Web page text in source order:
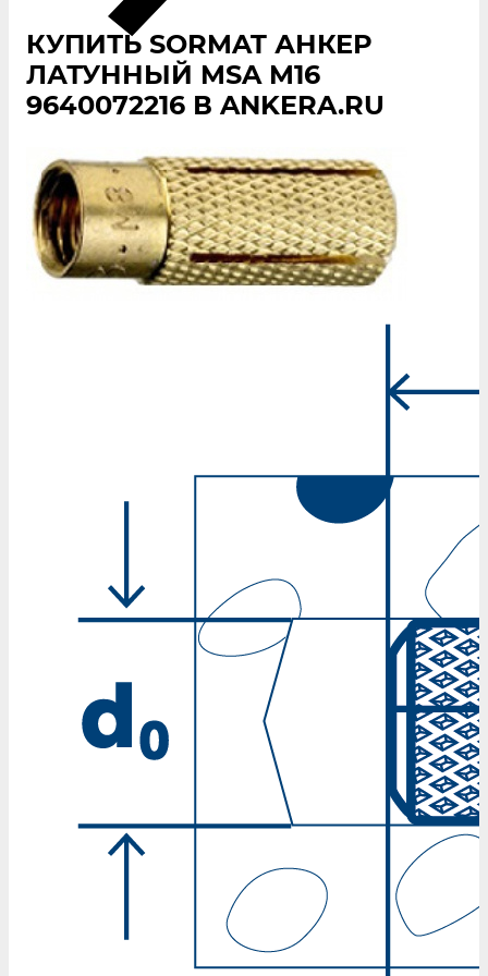
КУПИТЬ SORMAT АНКЕР
ЛАТУННЫЙ MSA M16
9640072216 В ANKERA.RU